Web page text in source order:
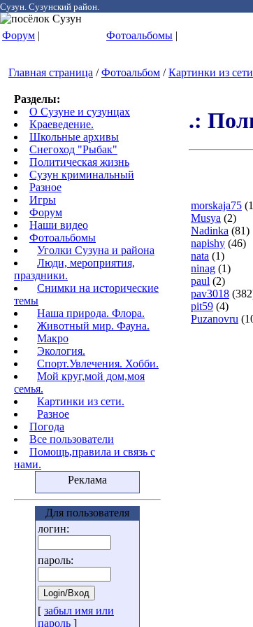
Сузун. Сузунский район.
Форум | Фотоальбомы |
Главная страница /Фотоальбом /Картинки из
Разделы:
О Сузуне и сузунцах
Краеведение.
Школьные архивы
Снегоход "Рыбак"
Политическая жизнь
Сузун криминальный
Разное
Игры
Форум
Наши видео
Фотоальбомы
Уголки Сузуна и района
Люди, мероприятия,
праздники.
Снимки на исторические
темы
Наша природа. Флора.
Животный мир. Фауна.
Макро
Экология.
Cпорт.Увлечения. Хобби.
Мой круг,мой дом,моя
семья.
Картинки из сети.
Разное
Погода
Все пользователи
Помощь,правила и связь с
нами.
Реклама
Для пользователя
логин:
пароль:
[ забыл имя или
пароль ]
.:
morskaja75
Musya (2)
Nadinka (81)
napishy (46)
nata (1)
ninag (1)
paul (2)
pav3018
pit59 (4)
Puzanovru